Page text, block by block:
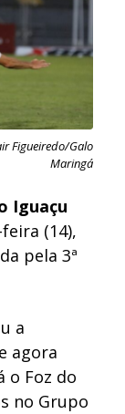
Figueiredo/Galo
Maringá
Iguaçu
(14),
pela 3ª
a
agora
o Foz do
no Grupo